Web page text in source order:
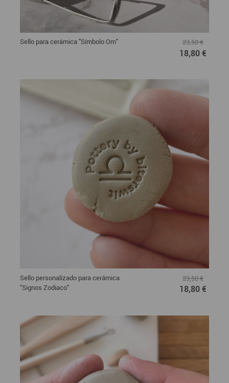
Sello para cerámica "Símbolo Om" 23,50 €
18,80 €
Sello personalizado para cerámica
"Signos Zodiaco"
23,50 €
18,80 €